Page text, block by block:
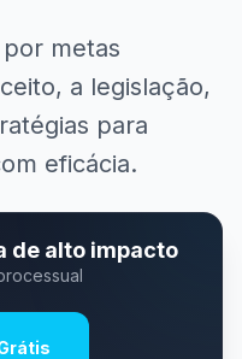
metas
a legislação,
para
eficácia.
de alto impacto